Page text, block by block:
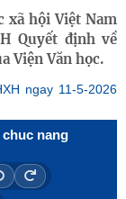
xã hội Việt Nam
Quyết định về
Viện Văn học.
ngay 11-5-2026